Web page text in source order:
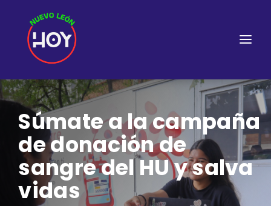
Súmate a la campaña
de donación de
sangre del HU y salva
vidas